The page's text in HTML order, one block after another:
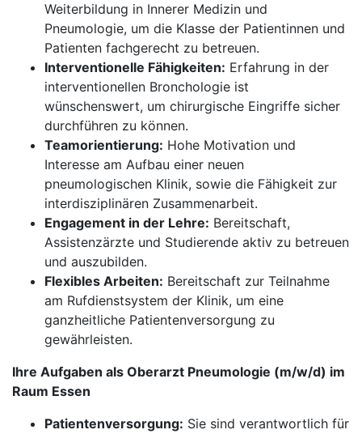
Weiterbildung in Innerer Medizin und
Pneumologie, um die Klasse der Patientinnen und
Patienten fachgerecht zu betreuen.
Interventionelle Fähigkeiten: Erfahrung in der
interventionellen Bronchologie ist
wünschenswert, um chirurgische Eingriffe sicher
durchführen zu können.
Teamorientierung: Hohe Motivation und
Interesse am Aufbau einer neuen
pneumologischen Klinik, sowie die Fähigkeit zur
interdisziplinären Zusammenarbeit.
Engagement in der Lehre: Bereitschaft,
Assistenzärzte und Studierende aktiv zu betreuen
und auszubilden.
Flexibles Arbeiten: Bereitschaft zur Teilnahme
am Rufdienstsystem der Klinik, um eine
ganzheitliche Patientenversorgung zu
gewährleisten.
Ihre Aufgaben als Oberarzt Pneumologie (m/w/d) im
Raum Essen
Patientenversorgung: Sie sind verantwortlich für